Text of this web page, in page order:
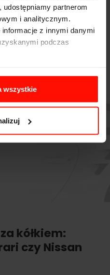
partnerom
i analitycznym.
z innymi danymi
podczas
wszystkie
znajomi i nie żałuję.
kółkiem:
czy Nissan